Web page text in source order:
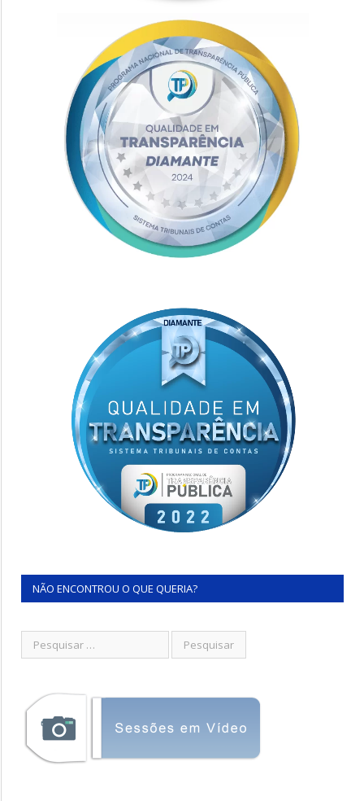
NÃO ENCONTROU O QUE QUERIA?